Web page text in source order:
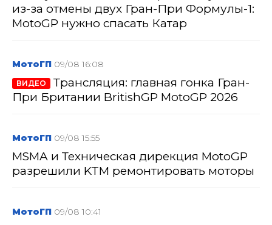
из-за отмены двух Гран-При Формулы-1:
MotoGP нужно спасать Катар
МотоГП 09/08 16:08
ВИДЕО
Трансляция: главная гонка Гран-
При Британии BritishGP MotoGP 2026
МотоГП 09/08 15:55
MSMA и Техническая дирекция MotoGP
разрешили KTM ремонтировать моторы
МотоГП 09/08 10:41